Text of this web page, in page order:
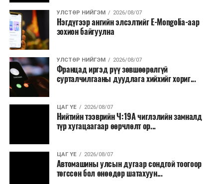
Засаг дарга Б.Пүрэвдагваг онцгойлон анхаарч
ажиллахыг Ерөнхий сайд үүрэг болгожээ.
Нөөцийн махыг цахим системд бүртгэснээр мах
бэлтгэлийн явц, нөөцийн үлдэгдэл ил тод болно. Мөн
хөнгөлөлттэй зээлийг зориулалтын бусаар ашиглах
явдлыг таслан зогсоох, хүртээмжийг нэмэгдүүлэх,
өрсөлдөөнийг бий болгох боломжтой гэж үзжээ.
Иргэд агуулах, үйлдвэрээс махаа шууд худалдан авах,
малчид системээр дамжуулан бүтээгдэхүүнээ
Түүнчлэн түлш, улаанбуудай, хүнсний ногооны нөөц
бүрдүүлэх зоорь, агуулах барих аж ахуйн нэгжүүдэд
УЛСТӨР НИЙГЭМ 2026/08/07
Нэгдүгээр ангийн элсэлтийг E-Mongolia-аар
зохион байгуулна
УЛСТӨР НИЙГЭМ 2026/08/07
Францад иргэд рүү зөвшөөрөлгүй
сурталчилгааны дуудлага хийхийг хориг...
ЦАГ ҮЕ 2026/08/07
Нийтийн тээврийн Ч:19А чиглэлийн замналд
түр хугацаагаар өөрчлөлт ор...
ЦАГ ҮЕ 2026/08/07
Автомашины улсын дугаар сондгой тоогоор
төгссөн бол өнөөдөр шатахуун...